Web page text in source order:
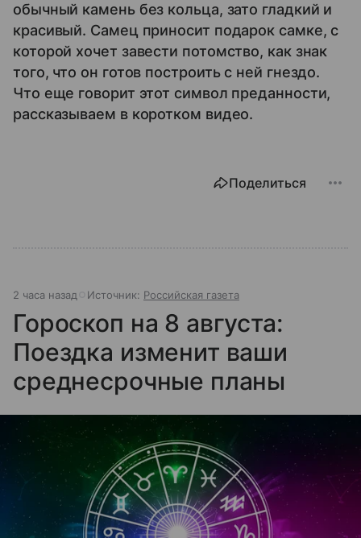
обычный камень без кольца, зато гладкий и
красивый. Самец приносит подарок самке, с
которой хочет завести потомство, как знак
того, что он готов построить с ней гнездо.
Что еще говорит этот символ преданности,
рассказываем в коротком видео.
Поделиться
2 часа назад Источник: Российская газета
Гороскоп на 8 августа:
Поездка изменит ваши
среднесрочные планы